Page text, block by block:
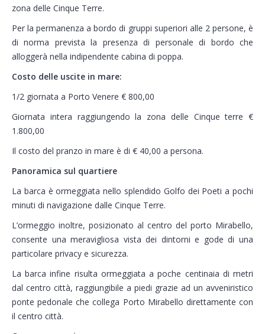
zona delle Cinque Terre.
Per la permanenza a bordo di gruppi superiori alle 2 persone, è
di norma prevista la presenza di personale di bordo che
alloggerà nella indipendente cabina di poppa.
Costo delle uscite in mare:
1/2 giornata a Porto Venere € 800,00
Giornata intera raggiungendo la zona delle Cinque terre €
1.800,00
Il costo del pranzo in mare è di € 40,00 a persona.
Panoramica sul quartiere
La barca è ormeggiata nello splendido Golfo dei Poeti a pochi
minuti di navigazione dalle Cinque Terre.
L’ormeggio inoltre, posizionato al centro del porto Mirabello,
consente una meravigliosa vista dei dintorni e gode di una
particolare privacy e sicurezza.
La barca infine risulta ormeggiata a poche centinaia di metri
dal centro città, raggiungibile a piedi grazie ad un avveniristico
ponte pedonale che collega Porto Mirabello direttamente con
il centro città.